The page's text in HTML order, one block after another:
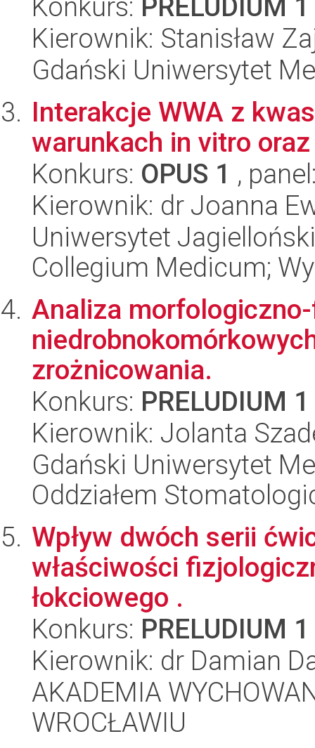
Konkurs: PRELUDIUM 1
Kierownik: Stanisław
Gdański Uniwersytet
Interakcje WWA z
warunkach in vitro
Konkurs: OPUS 1 ,
Kierownik: dr Joanna
Uniwersytet
Collegium Medicum;
Analiza
zrożnicowania.
Konkurs: PRELUDIUM 1
Kierownik: Jolanta
Gdański Uniwersytet
Oddziałem
Wpływ dwóch serii
właściwości
łokciowego .
Konkurs: PRELUDIUM 1
Kierownik: dr Damian
AKADEMIA
WROCŁAWIU